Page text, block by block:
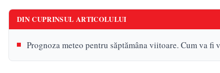
DIN CUPRINSUL ARTICOLULUI
Prognoza meteo pentru săptămâna viitoare. Cum va fi